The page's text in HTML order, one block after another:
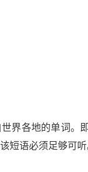
界各地的单词。
短语必须足够可